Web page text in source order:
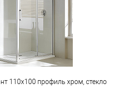
110x100 профиль хром, стекло